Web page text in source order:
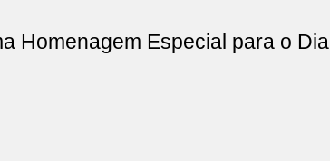
Homenagem Especial para o Dia